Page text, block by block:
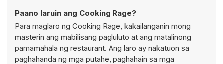
Paano laruin ang Cooking Rage?
Para maglaro ng Cooking Rage, kakailanganin mong
masterin ang mabilisang pagluluto at ang matalinong
pamamahala ng restaurant. Ang laro ay nakatuon sa
paghahanda ng mga putahe, paghahain sa mga